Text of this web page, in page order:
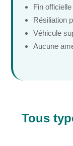
Fin
Résiliation
Véhicule
Aucune
Tous